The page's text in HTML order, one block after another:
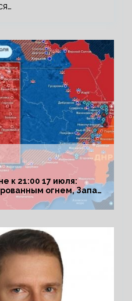
к 21:00 17 июля:
огнем, Запад